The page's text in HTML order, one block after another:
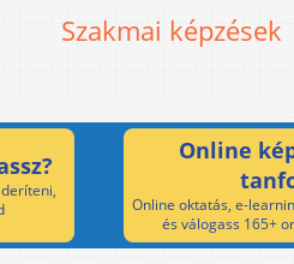
Szakmai képzések
Online
Online oktatás, e-
és válogass 165+